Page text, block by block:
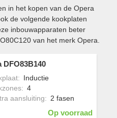
in het kopen van de Opera
de volgende kookplaten
inbouwapparaten beter
van het merk Opera.
DFO83B140
: Inductie
: 4
aansluiting: 2 fasen
Op voorraad